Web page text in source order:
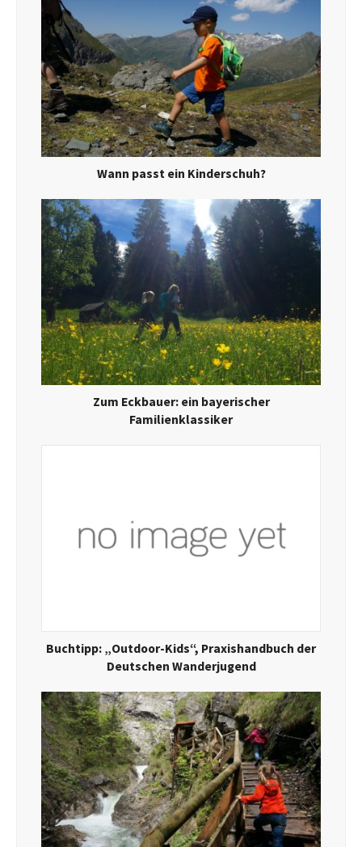
Wann passt ein Kinderschuh?
Zum Eckbauer: ein bayerischer
Familienklassiker
Buchtipp: „Outdoor-Kids“, Praxishandbuch der
Deutschen Wanderjugend